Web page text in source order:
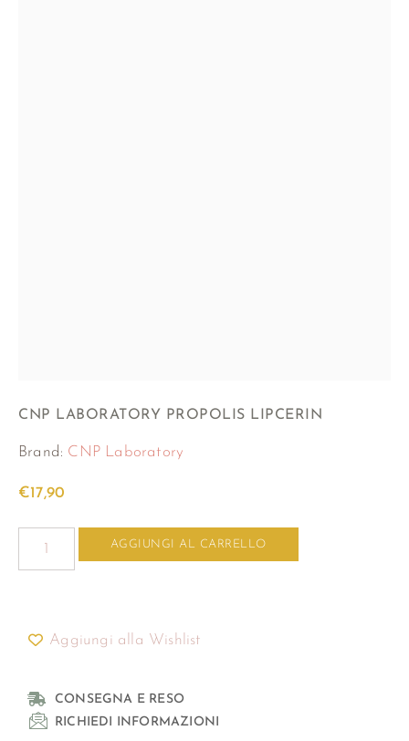
CNP LABORATORY PROPOLIS LIPCERIN
Brand: CNP Laboratory
€17,90
AGGIUNGI AL CARRELLO
Aggiungi alla Wishlist
CONSEGNA E RESO
RICHIEDI INFORMAZIONI